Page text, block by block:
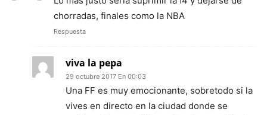
chorradas, finales como la NBA
Respuesta
viva la pepa
29 octubre 2017 En 00:03
Una FF es muy emocionante, sobretodo si la
vives en directo en la ciudad donde se